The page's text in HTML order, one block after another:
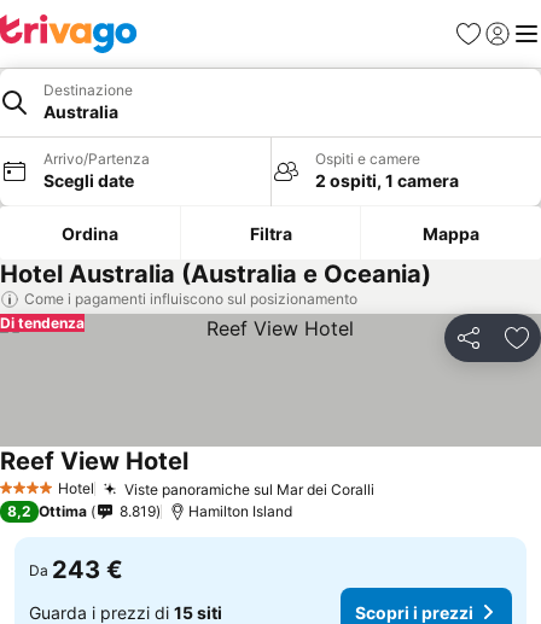
PreferitiAccedi
Destinazione
Australia
Arrivo/Partenza
Scegli date
Ospiti e camere
2 ospiti, 1 camera
Ordina Filtra Mappa
Hotel Australia (Australia e Oceania)
Come i pagamenti influiscono sul posizionamento
Condividi
Di tendenza
4 Stelle Hotel Viste panoramiche sul Mar dei Coralli
Reef View Hotel
8,2 Ottima 8.819 Hamilton Island
Da 243 €
Guarda i prezzi di 15 siti Scopri i prezzi